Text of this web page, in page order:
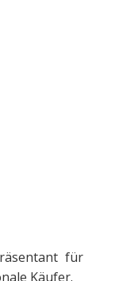
für
Käufer.